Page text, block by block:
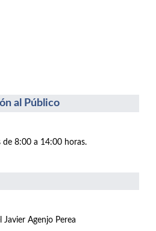
al Público
de 8:00 a 14:00 horas.
Agenjo Perea